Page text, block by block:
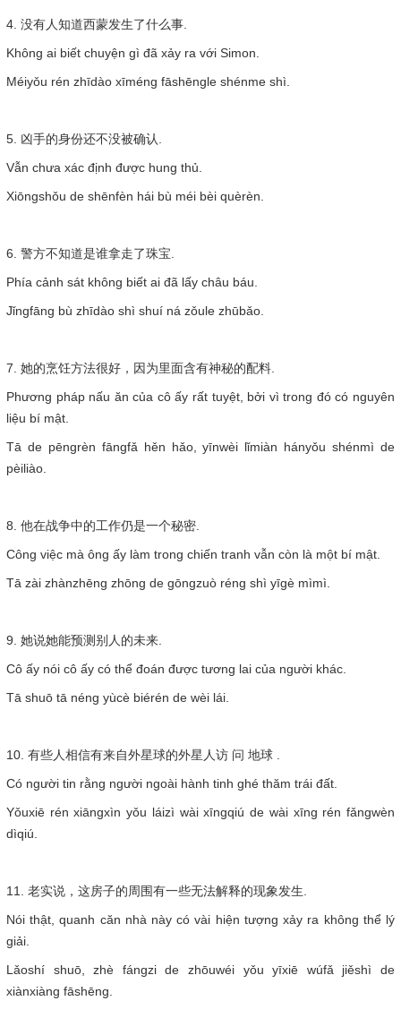
4. 没有人知道西蒙发生了什么事.
Không ai biết chuyện gì đã xảy ra với Simon.
Méiyǒu rén zhīdào xīméng fāshēngle shénme shì.
5. 凶手的身份还不没被确认.
Vẫn chưa xác định được hung thủ.
Xiōngshǒu de shēnfèn hái bù méi bèi quèrèn.
6. 警方不知道是谁拿走了珠宝.
Phía cảnh sát không biết ai đã lấy châu báu.
Jǐngfāng bù zhīdào shì shuí ná zǒule zhūbǎo.
7. 她的烹饪方法很好，因为里面含有神秘的配料.
Phương pháp nấu ăn của cô ấy rất tuyệt, bởi vì trong đó có nguyên
liệu bí mật.
Tā de pēngrèn fāngfǎ hěn hǎo, yīnwèi lǐmiàn hányǒu shénmì de
pèiliào.
8. 他在战争中的工作仍是一个秘密.
Công việc mà ông ấy làm trong chiến tranh vẫn còn là một bí mật.
Tā zài zhànzhēng zhōng de gōngzuò réng shì yīgè mìmì.
9. 她说她能预测别人的未来.
Cô ấy nói cô ấy có thể đoán được tương lai của người khác.
Tā shuō tā néng yùcè biérén de wèi lái.
10. 有些人相信有来自外星球的外星人访 问 地球 .
Có người tin rằng người ngoài hành tinh ghé thăm trái đất.
Yǒuxiē rén xiāngxìn yǒu láizì wài xīngqiú de wài xīng rén fǎngwèn
dìqiú.
11. 老实说，这房子的周围有一些无法解释的现象发生.
Nói thật, quanh căn nhà này có vài hiện tượng xảy ra không thể lý
giải.
Lǎoshí shuō, zhè fángzi de zhōuwéi yǒu yīxiē wúfǎ jiěshì de
xiànxiàng fāshēng.